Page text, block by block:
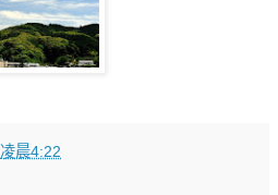
凌晨4:22